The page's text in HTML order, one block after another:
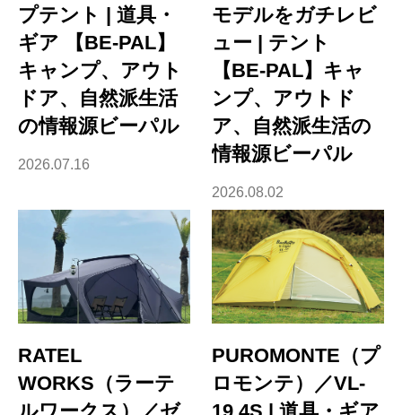
プテント | 道具・
ギア 【BE-PAL】
キャンプ、アウト
ドア、自然派生活
の情報源ビーパル
2026.07.16
モデルをガチレビ
ュー | テント
【BE-PAL】キャ
ンプ、アウトド
ア、自然派生活の
情報源ビーパル
2026.08.02
RATEL
WORKS（ラーテ
PUROMONTE（プ
ロモンテ）／VL-